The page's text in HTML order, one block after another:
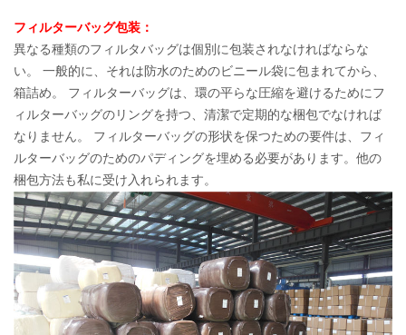
フィルターバッグ包装：
異なる種類のフィルタバッグは個別に包装されなければならな
い。 一般的に、それは防水のためのビニール袋に包まれてから、
箱詰め。 フィルターバッグは、環の平らな圧縮を避けるためにフ
ィルターバッグのリングを持つ、清潔で定期的な梱包でなければ
なりません。 フィルターバッグの形状を保つための要件は、フィ
ルターバッグのためのパディングを埋める必要があります。他の
梱包方法も私に受け入れられます。